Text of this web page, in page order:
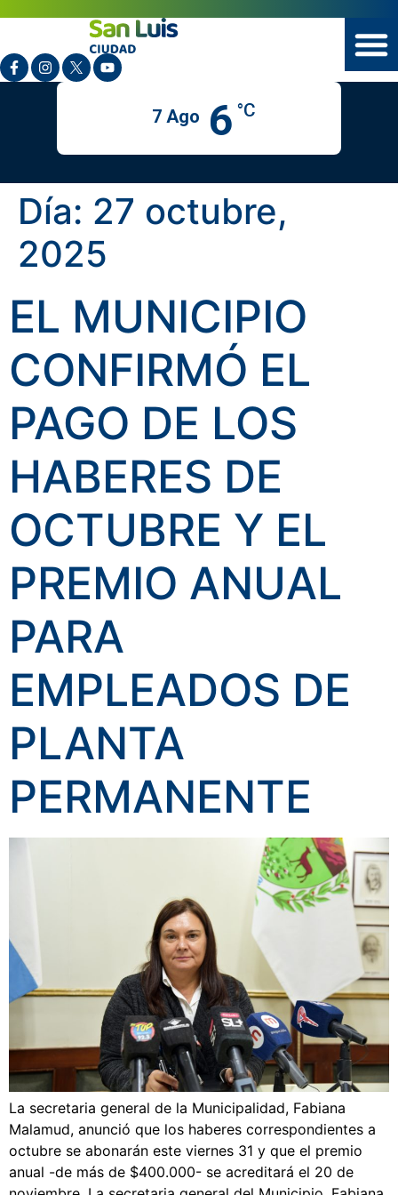
7 Ago 6 °C
Día: 27 octubre,
2025
EL MUNICIPIO
CONFIRMÓ EL
PAGO DE LOS
HABERES DE
OCTUBRE Y EL
PREMIO ANUAL
PARA
EMPLEADOS DE
PLANTA
PERMANENTE
La secretaria general de la Municipalidad, Fabiana
Malamud, anunció que los haberes correspondientes a
octubre se abonarán este viernes 31 y que el premio
anual -de más de $400.000- se acreditará el 20 de